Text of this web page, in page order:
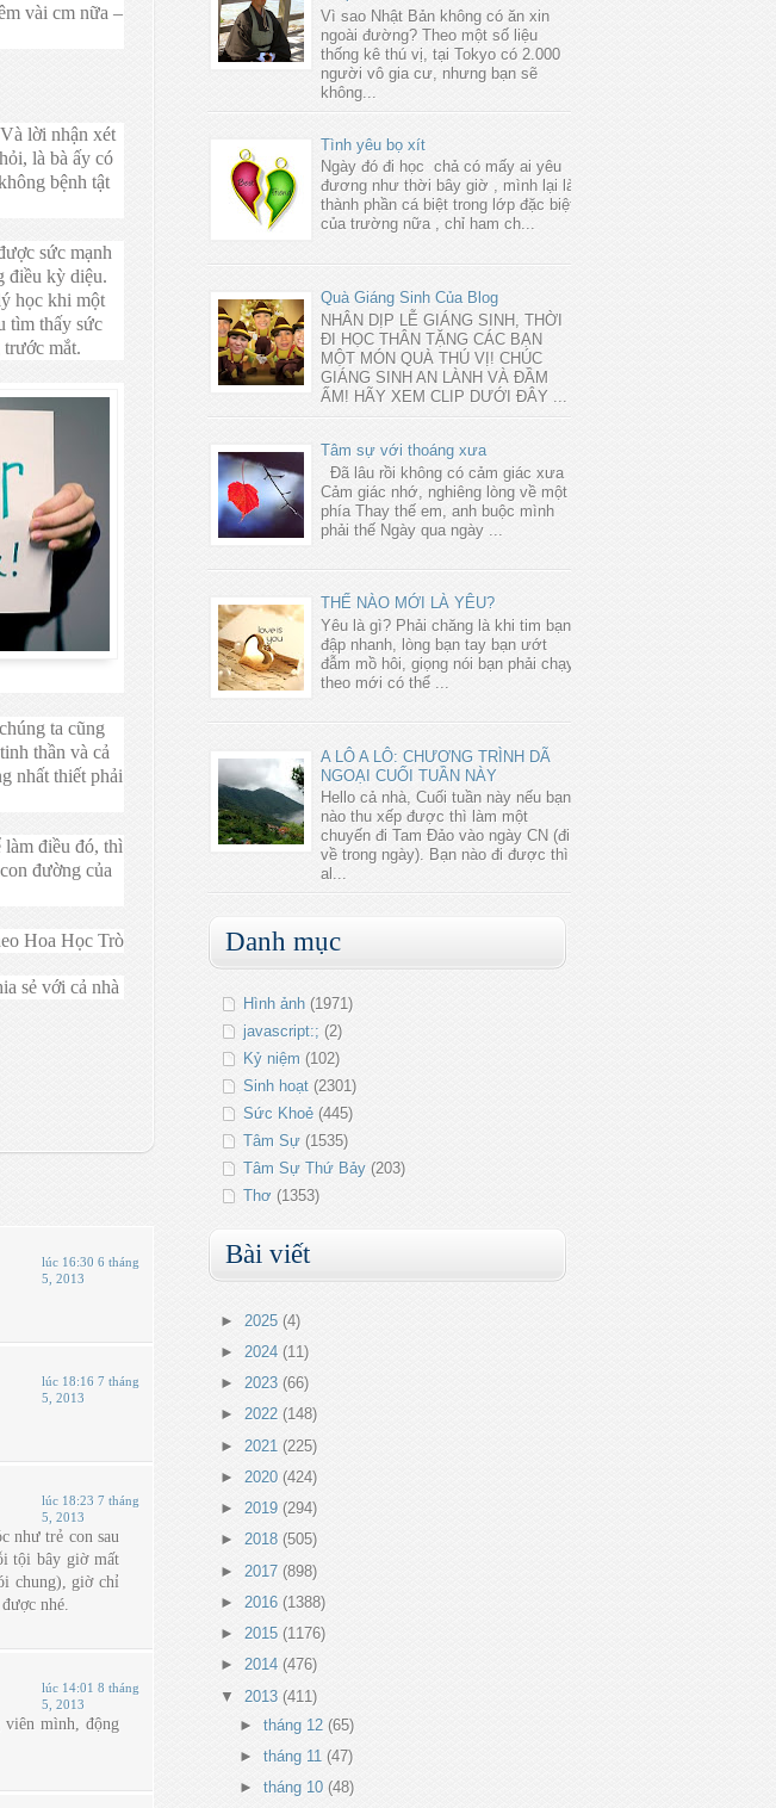
vài cm nữa –
lời nhận xét
là bà ấy có
bệnh tật
sức mạnh
điều kỳ diệu.
học khi một
tìm thấy sức
mắt.
ta cũng
thần và cả
nhất thiết phải
điều đó, thì
đường của
Hoa Học Trò
sẻ với cả nhà
lúc 16:30 6 tháng
5, 2013
lúc 18:16 7 tháng
5, 2013
như trẻ con sau
tội bây giờ mất
chung), giờ chỉ
nhé.
lúc 18:23 7 tháng
5, 2013
viên mình, động
lúc 14:01 8 tháng
5, 2013
Vì sao Nhật Bản không có ăn xin
ngoài đường? Theo một số liệu
thống kê thú vị, tại Tokyo có 2.000
người vô gia cư, nhưng bạn sẽ
không...
Tình yêu bọ xít
Ngày đó đi học chả có mấy ai yêu
đương như thời bây giờ , mình lại là
thành phần cá biệt trong lớp đặc biệt
của trường nữa , chỉ ham ch...
Quà Giáng Sinh Của Blog
NHÂN DỊP LỄ GIÁNG SINH, THỜI
ĐI HỌC THÂN TẶNG CÁC BẠN
MỘT MÓN QUÀ THÚ VỊ! CHÚC
GIÁNG SINH AN LÀNH VÀ ĐẦM
ẤM! HÃY XEM CLIP DƯỚI ĐÂY ...
Tâm sự với thoáng xưa
Đã lâu rồi không có cảm giác xưa
Cảm giác nhớ, nghiêng lòng về một
phía Thay thế em, anh buộc mình
phải thế Ngày qua ngày ...
THẾ NÀO MỚI LÀ YÊU?
Yêu là gì? Phải chăng là khi tim bạn
đập nhanh, lòng bạn tay bạn ướt
đẫm mồ hôi, giọng nói bạn phải chạy
theo mới có thể ...
A LÔ A LÔ: CHƯƠNG TRÌNH DÃ
NGOẠI CUỐI TUẦN NÀY
Hello cả nhà, Cuối tuần này nếu bạn
nào thu xếp được thì làm một
chuyến đi Tam Đảo vào ngày CN (đi
về trong ngày). Bạn nào đi được thì
al...
Danh mục
Hình ảnh (1971)
javascript:; (2)
Kỷ niệm (102)
Sinh hoạt (2301)
Sức Khoẻ (445)
Tâm Sự (1535)
Tâm Sự Thứ Bảy (203)
Thơ (1353)
Bài viết
► 2025 (4)
► 2024 (11)
► 2023 (66)
► 2022 (148)
► 2021 (225)
► 2020 (424)
► 2019 (294)
► 2018 (505)
► 2017 (898)
► 2016 (1388)
► 2015 (1176)
► 2014 (476)
▼ 2013 (411)
► tháng 12 (65)
► tháng 11 (47)
► tháng 10 (48)